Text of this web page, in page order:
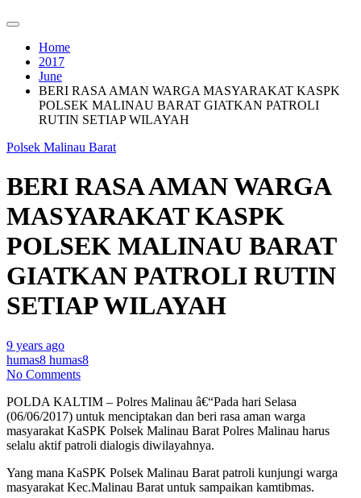
Home
2017
June
BERI RASA AMAN WARGA MASYARAKAT KASPK
POLSEK MALINAU BARAT GIATKAN PATROLI
RUTIN SETIAP WILAYAH
Polsek Malinau Barat
BERI RASA AMAN WARGA
MASYARAKAT KASPK
POLSEK MALINAU BARAT
GIATKAN PATROLI RUTIN
SETIAP WILAYAH
9 years ago
humas8 humas8
No Comments
POLDA KALTIM – Polres Malinau â€“Pada hari Selasa
(06/06/2017) untuk menciptakan dan beri rasa aman warga
masyarakat KaSPK Polsek Malinau Barat Polres Malinau harus
selalu aktif patroli dialogis diwilayahnya.
Yang mana KaSPK Polsek Malinau Barat patroli kunjungi warga
masyarakat Kec.Malinau Barat untuk sampaikan kamtibmas.